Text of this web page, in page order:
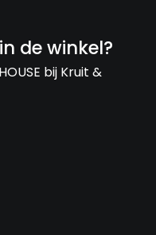
in de winkel?
bij Kruit &